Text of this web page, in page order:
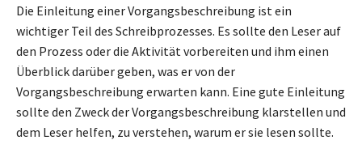
Die Einleitung einer Vorgangsbeschreibung ist ein
wichtiger Teil des Schreibprozesses. Es sollte den Leser auf
den Prozess oder die Aktivität vorbereiten und ihm einen
Überblick darüber geben, was er von der
Vorgangsbeschreibung erwarten kann. Eine gute Einleitung
sollte den Zweck der Vorgangsbeschreibung klarstellen und
dem Leser helfen, zu verstehen, warum er sie lesen sollte.